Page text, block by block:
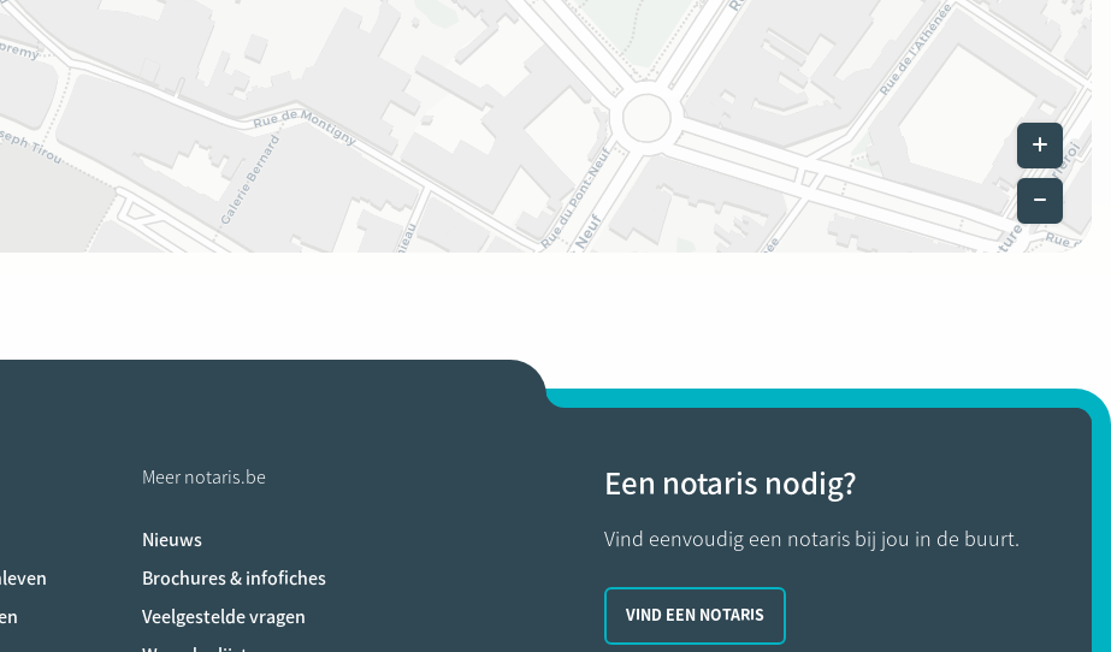
Leaflet
Meer notaris.be
Nieuws
Brochures & infofiches
Veelgestelde vragen
Een notaris nodig?
Vind eenvoudig een notaris bij jou in de buurt.
VIND EEN NOTARIS